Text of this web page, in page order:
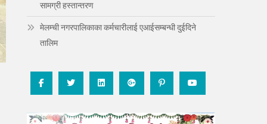
सामग्री हस्तान्तरण
मेलम्ची नगरपालिकाका कर्मचारीलाई एआईसम्बन्धी दुईदिने
तालिम